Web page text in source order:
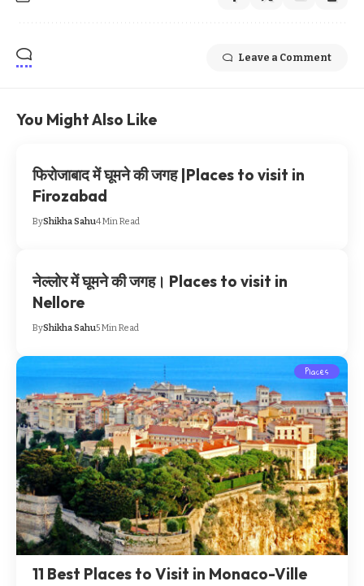
Leave a Comment
You Might Also Like
फिरोजाबाद में घूमने की जगह |Places to visit in
Firozabad
ByShikha Sahu4 Min Read
नेल्लोर में घूमने की जगह। Places to visit in
Nellore
ByShikha Sahu5 Min Read
Places
11 Best Places to Visit in Monaco-Ville